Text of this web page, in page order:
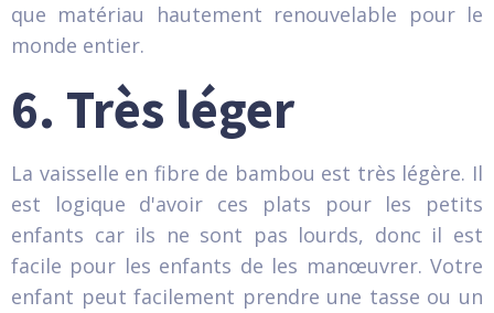
que matériau hautement renouvelable pour le
monde entier.
6. Très léger
La vaisselle en fibre de bambou est très légère. Il
est logique d'avoir ces plats pour les petits
enfants car ils ne sont pas lourds, donc il est
facile pour les enfants de les manœuvrer. Votre
enfant peut facilement prendre une tasse ou un